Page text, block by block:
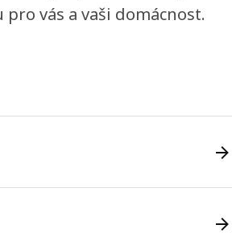
vás a vaši domácnost.